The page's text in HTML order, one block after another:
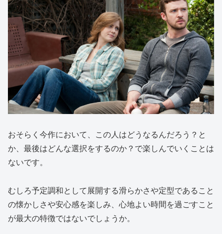
おそらく今作において、この人はどうなるんだろう？と
か、最後はどんな選択をするのか？で楽しんでいくことは
ないです。
むしろ予定調和として展開する滑らかさや定型であること
の懐かしさや安心感を楽しみ、心地よい時間を過ごすこと
が最大の特徴ではないでしょうか。